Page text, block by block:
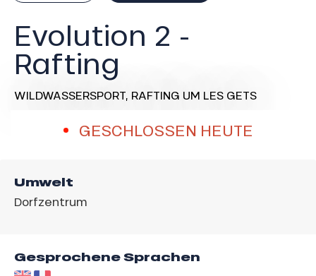
Evolution 2 -
Rafting
WILDWASSERSPORT, RAFTING UM LES GETS
GESCHLOSSEN HEUTE
Umwelt
Dorfzentrum
Gesprochene Sprachen